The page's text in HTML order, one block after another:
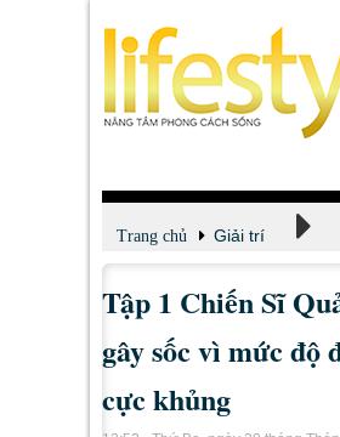
Trang chủ Giải trí
Xem - Nghe - Đọc
Tập 1 Chiến Sĩ
gây sốc vì mức độ
cực khủng